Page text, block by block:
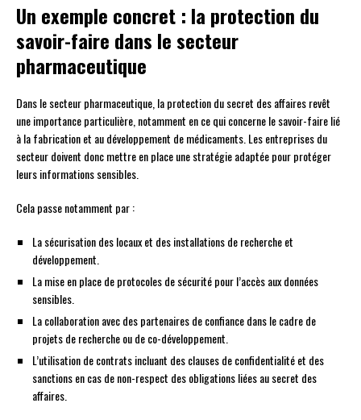
Un exemple concret : la protection du
savoir-faire dans le secteur
pharmaceutique
Dans le secteur pharmaceutique, la protection du secret des affaires revêt
une importance particulière, notamment en ce qui concerne le savoir-faire lié
à la fabrication et au développement de médicaments. Les entreprises du
secteur doivent donc mettre en place une stratégie adaptée pour protéger
leurs informations sensibles.
Cela passe notamment par :
La sécurisation des locaux et des installations de recherche et
développement.
La mise en place de protocoles de sécurité pour l’accès aux données
sensibles.
La collaboration avec des partenaires de confiance dans le cadre de
projets de recherche ou de co-développement.
L’utilisation de contrats incluant des clauses de confidentialité et des
sanctions en cas de non-respect des obligations liées au secret des
affaires.